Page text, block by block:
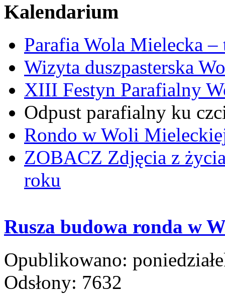
Kalendarium
Parafia Wola Mielecka
Wizyta duszpasterska
XIII Festyn Parafialny
Odpust parafialny ku
Rondo w Woli
ZOBACZ Zdjęcia z
roku
Rusza budowa ronda w
Opublikowano:
Odsłony: 7632